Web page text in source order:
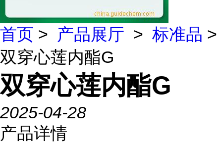
首页 > 产品展厅 > 标准品 >
双穿心莲内酯G
双穿心莲内酯G
2025-04-28
产品详情